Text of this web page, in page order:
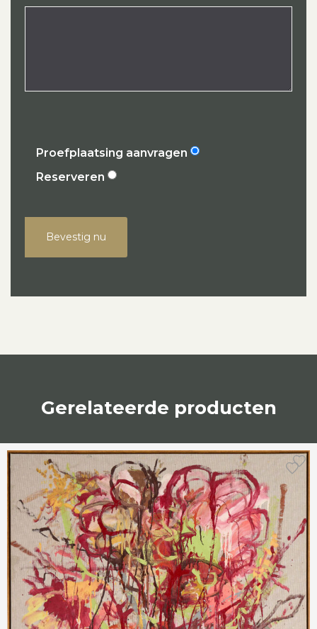
Proefplaatsing aanvragen
Reserveren
Bevestig nu
Gerelateerde producten